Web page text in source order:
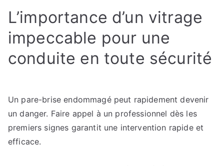
L’importance d’un vitrage
impeccable pour une
conduite en toute sécurité
Un pare-brise endommagé peut rapidement devenir
un danger. Faire appel à un professionnel dès les
premiers signes garantit une intervention rapide et
efficace.